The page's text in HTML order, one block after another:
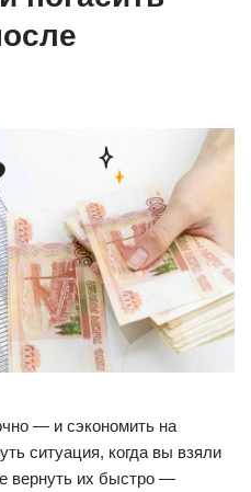
— и сэкономить на
ситуация, когда вы взяли
вернуть их быстро —